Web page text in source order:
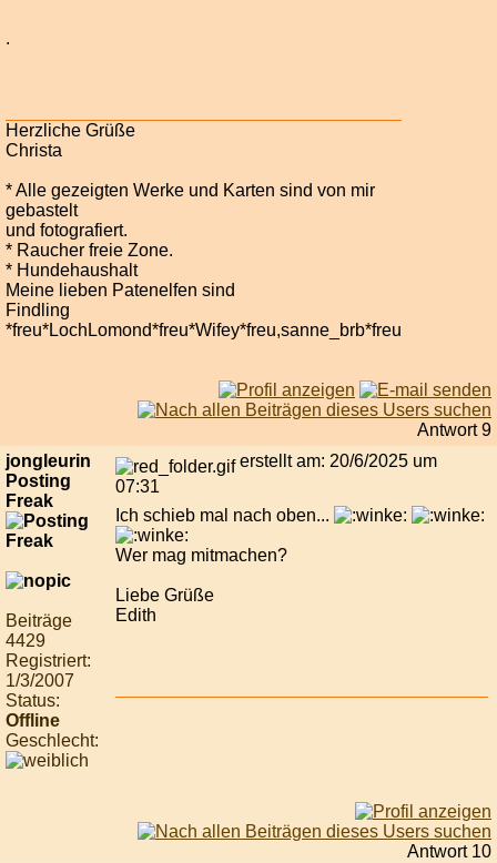
.
Herzliche Grüße
Christa
* Alle gezeigten Werke und Karten sind von mir
gebastelt
und fotografiert.
* Raucher freie Zone.
* Hundehaushalt
Meine lieben Patenelfen sind
Findling
*freu*LochLomond*freu*Wifey*freu,sanne_brb*freu
Antwort 9
jongleurin
Posting
Freak
Beiträge
4429
Registriert:
1/3/2007
Status:
Offline
Geschlecht:
erstellt am: 20/6/2025 um
07:31
Ich schieb mal nach oben...
Wer mag mitmachen?
Liebe Grüße
Edith
Antwort 10